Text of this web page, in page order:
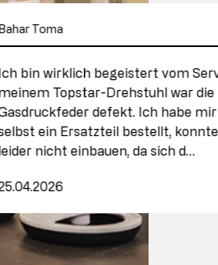
Bahar Toma
Ich bin wirklich begeistert vom
Topstar-Drehstuhl war die
defekt. Ich habe
ein Ersatzteil bestellt,
leider nicht einbauen, da sich d…